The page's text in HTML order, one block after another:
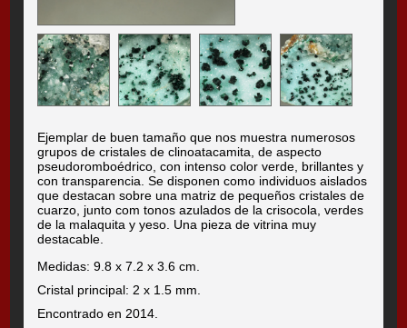
Ejemplar de buen tamaño que nos muestra numerosos
grupos de cristales de clinoatacamita, de aspecto
pseudoromboédrico, con intenso color verde, brillantes y
con transparencia. Se disponen como individuos aislados
que destacan sobre una matriz de pequeños cristales de
cuarzo, junto com tonos azulados de la crisocola, verdes
de la malaquita y yeso. Una pieza de vitrina muy
destacable.
Medidas: 9.8 x 7.2 x 3.6 cm.
Cristal principal: 2 x 1.5 mm.
Encontrado en 2014.